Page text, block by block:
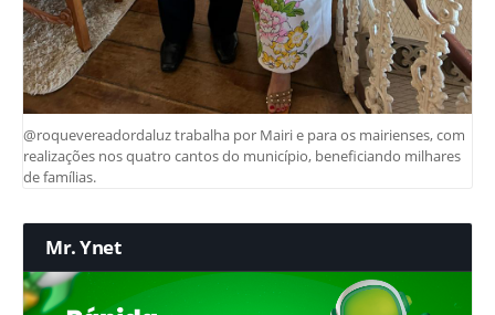
@roquevereadordaluz trabalha por Mairi e para os mairienses, com
realizações nos quatro cantos do município, beneficiando milhares
de famílias.
Mr. Ynet